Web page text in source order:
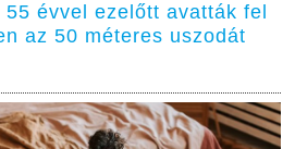
évvel ezelőtt avatták fel
az 50 méteres uszodát